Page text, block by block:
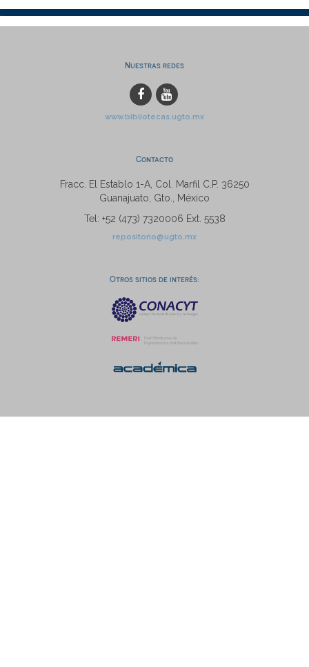
Nuestras redes
www.bibliotecas.ugto.mx
Contacto
Fracc. El Establo 1-A, Col. Marfil C.P. 36250
Guanajuato, Gto., México
Tel: +52 (473) 7320006 Ext. 5538
repositorio@ugto.mx
Otros sitios de interés: